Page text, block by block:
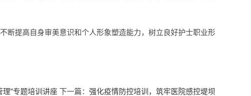
提高自身审美意识和个人形象塑造能力，树立良好护士职业形
”专题培训讲座 下一篇： 强化疫情防控培训，筑牢医院感控堤坝